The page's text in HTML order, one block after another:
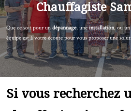
Chauffagiste
Que ce soit pour un dépannage, uneinstallation, ou un
équipe est à votre écoute pour vous proposer une
Si vous recherchez